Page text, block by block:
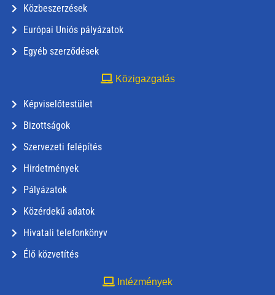
Közbeszerzések
Európai Uniós pályázatok
Egyéb szerződések
Közigazgatás
Képviselőtestület
Bizottságok
Szervezeti felépítés
Hirdetmények
Pályázatok
Közérdekű adatok
Hivatali telefonkönyv
Élő közvetítés
Intézmények